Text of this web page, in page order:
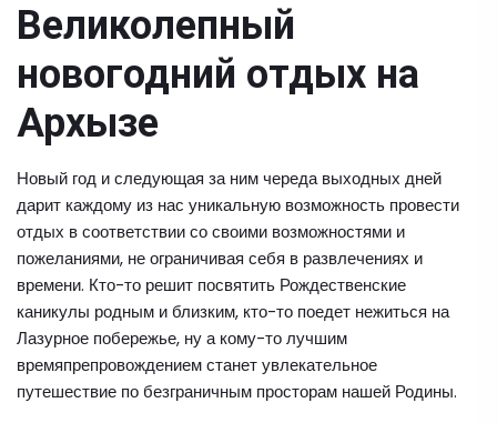
Великолепный
новогодний отдых на
Архызе
Новый год и следующая за ним череда выходных дней
дарит каждому из нас уникальную возможность провести
отдых в соответствии со своими возможностями и
пожеланиями, не ограничивая себя в развлечениях и
времени. Кто-то решит посвятить Рождественские
каникулы родным и близким, кто-то поедет нежиться на
Лазурное побережье, ну а кому-то лучшим
времяпрепровождением станет увлекательное
путешествие по безграничным просторам нашей Родины.